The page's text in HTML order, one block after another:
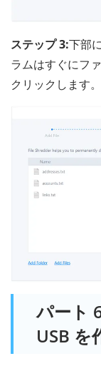
ステップ 3:下部
ラムはすぐにフ
クリックします。
パート
USB を